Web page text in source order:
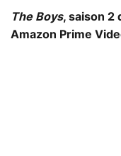
The Boys, saison 2
Amazon Prime